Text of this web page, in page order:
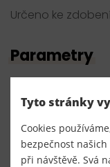
Určeno ke
Parametry
300092
Výrobce
Český výrobce
Tyto stránky
Cookies
bezpečnost
při návštěvě. Svá